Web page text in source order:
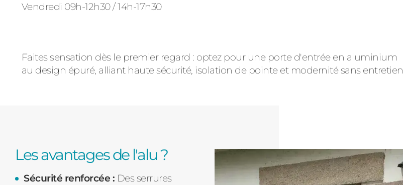
Vendredi 09h-12h30 / 14h-17h30
Faites sensation dès le premier regard : optez pour une porte d'entrée en aluminium
au design épuré, alliant haute sécurité, isolation de pointe et modernité sans entretien.
Les avantages de l'alu ?
Sécurité renforcée : Des serrures